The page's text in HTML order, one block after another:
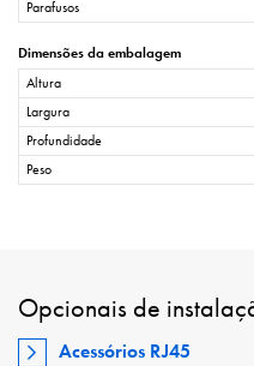
Parafusos
Dimensões da embalagem
Altura
Largura
Profundidade
Peso
Opcionais de
Acessórios RJ45